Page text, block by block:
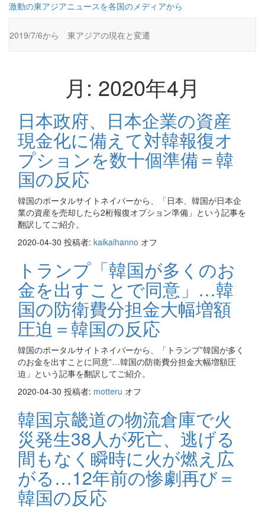
激動の東アジアニュースを各国のメディアから
2019/7/6から 東アジアの現在と変遷
月: 2020年4月
日本政府、日本企業の資産
現金化に備えて対韓報復オ
プションを数十個準備＝韓
国の反応
韓国のポータルサイトネイバーから、「日本、韓国が日本企
業の資産を売却したら2桁報復オプション準備」という記事を
翻訳してご紹介。
2020-04-30 投稿者: kaikaihanno オフ
トランプ「韓国が多くのお
金を出すことで同意」…韓
国の防衛費分担金大幅増額
圧迫＝韓国の反応
韓国のポータルサイトネイバーから、「トランプ”韓国が多く
のお金を出すことに同意”…韓国の防衛費分担金大幅増額圧
迫」という記事を翻訳してご紹介。
2020-04-30 投稿者: motteru オフ
韓国京畿道の物流倉庫で火
災発生38人が死亡、逃げる
間もなく瞬時に火が燃え広
がる…12年前の惨劇再び＝
韓国の反応